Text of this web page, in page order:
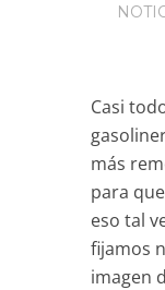
Casi
más
para
eso tal
fijamos
imagen